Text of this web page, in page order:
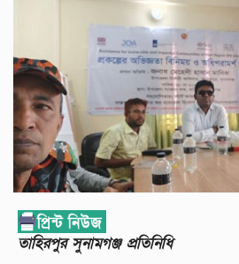
তাহিরপুর সুনামগঞ্জ প্রতিনিধি